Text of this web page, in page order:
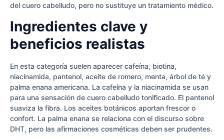
del cuero cabelludo, pero no sustituye un tratamiento médico.
Ingredientes clave y
beneficios realistas
En esta categoría suelen aparecer cafeína, biotina,
niacinamida, pantenol, aceite de romero, menta, árbol de té y
palma enana americana. La cafeína y la niacinamida se usan
para una sensación de cuero cabelludo tonificado. El pantenol
suaviza la fibra. Los aceites botánicos aportan frescor o
confort. La palma enana se relaciona con el discurso sobre
DHT, pero las afirmaciones cosméticas deben ser prudentes.